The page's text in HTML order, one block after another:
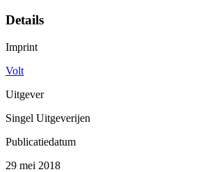
Details
Imprint
Volt
Uitgever
Singel Uitgeverijen
Publicatiedatum
29 mei 2018